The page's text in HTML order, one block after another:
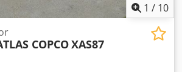
1 / 10
COPCOXAS87